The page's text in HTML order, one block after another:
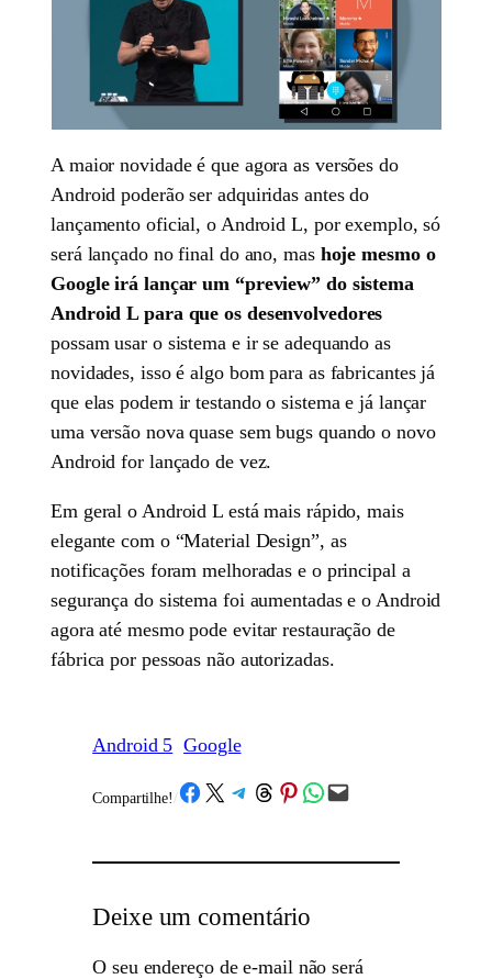
A maior novidade é que agora as versões do
Android poderão ser adquiridas antes do
lançamento oficial, o Android L, por exemplo, só
será lançado no final do ano, mashoje mesmo o
Google irá lançar um “preview” do sistema
Android L para que os desenvolvedores
possam usar o sistema e ir se adequando as
novidades, isso é algo bom para as fabricantes já
que elas podem ir testando o sistema e já lançar
uma versão nova quase sem bugs quando o novo
Android for lançado de vez.
Em geral o Android L está mais rápido, mais
elegante com o “Material Design”, as
notificações foram melhoradas e o principal a
segurança do sistema foi aumentadas e o Android
agora até mesmo pode evitar restauração de
fábrica por pessoas não autorizadas.
Android 5 Google
Compartilhe! /Share on Facebook
Share on X Share on Telegram
Share on Threads
Share on Pinterest
Share on WhatsApp
Email this Page
Deixe um comentário
O seu endereço de e-mail não será